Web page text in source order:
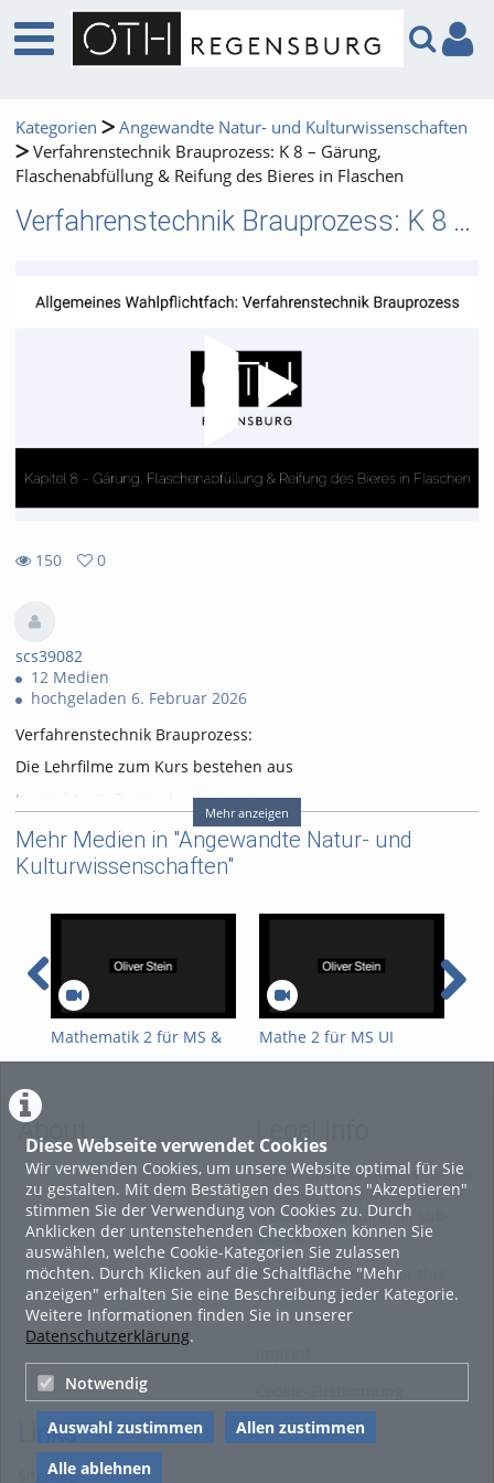
Diese Webseite verwendet Cookies
Wir verwenden Cookies, um unsere Website optimal für Sie
zu gestalten. Mit dem Bestätigen des Buttons "Akzeptieren"
stimmen Sie der Verwendung von Cookies zu. Durch
Anklicken der untenstehenden Checkboxen können Sie
auswählen, welche Cookie-Kategorien Sie zulassen
möchten. Durch Klicken auf die Schaltfläche "Mehr
anzeigen" erhalten Sie eine Beschreibung jeder Kategorie.
Weitere Informationen finden Sie in unserer
Datenschutzerklärung.
Notwendig
Auswahl zustimmen
Allen zustimmen
Alle ablehnen
Kategorien
Angewandte Natur- und Kulturwissenschaften
Verfahrenstechnik Brauprozess: K 8 – Gärung,
Flaschenabfüllung & Reifung des Bieres in Flaschen
Verfahrenstechnik Brauprozess: K 8 – Gärung, Flaschenabfüllung & Reifung des Bieres in Flaschen
150
views
0
favorites
scs39082
12 Medien
hochgeladen 6. Februar 2026
Verfahrenstechnik Brauprozess:
Die Lehrfilme zum Kurs bestehen aus
Kapitel 1 – Soft-/Hardware der Brauanlage
Kapitel 2.1 – Grundlagen des Brauprozesses (Geschichte,
Rohstoffe und Theorie)
Rohstoffe und Theorie)
Kapitel 3 – Reinigen der Anlage / Schroten des Malzes
Kapitel 4 – Brauprozess: Maischen
Kapitel 5 – Brauprozess: Läutern
Kapitel 6 – Brauprozess: Kochen & Hopfenzugabe
Kapitel 7 – Brauprozess: Whirlpoolverfahren, Kühlen,
Fassabfüllung & Hefezugabe
Kapitel 8 – Gärung, Flaschenabfüllung & Reifung des Bieres in
Flaschen
Viel Spaß beim ansehen - Siegfried Schrammel
Tags:
verfahrenstechnik braukurs bierbrauen aw-fach bierherstellung
Mehr anzeigen
Mehr Medien in "Angewandte Natur- und
Kulturwissenschaften"
Mathematik 2 für MS &
UI 15.4.26
Mathe 2 für MS UI
14.4.26
About Legal Info
Terms and Conditions for the
Usage of this ViMP based
website (including all sub-
pages)
Privacy Statement for this
ViMP based Website incl.
Sub-pages
Links
Sitemap